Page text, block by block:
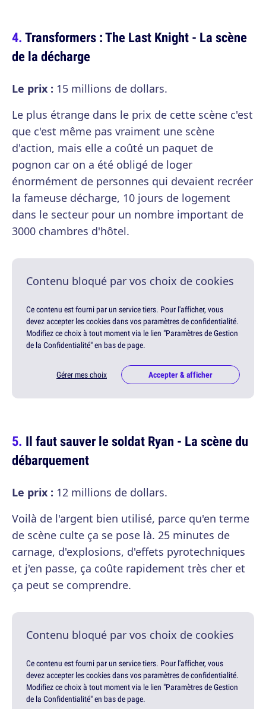
Transformers : The Last Knight - La scène
de la décharge
Le prix : 15 millions de dollars.
Le plus étrange dans le prix de cette scène c'est
que c'est même pas vraiment une scène
d'action, mais elle a coûté un paquet de
pognon car on a été obligé de loger
énormément de personnes qui devaient recréer
la fameuse décharge, 10 jours de logement
dans le secteur pour un nombre important de
3000 chambres d'hôtel.
Contenu bloqué par vos choix de cookies
Ce contenu est fourni par un service tiers. Pour l'afficher, vous
devez accepter les cookies dans vos paramètres de confidentialité.
Modifiez ce choix à tout moment via le lien "Paramètres de Gestion
de la Confidentialité" en bas de page.
Gérer mes choix Accepter & afficher
Il faut sauver le soldat Ryan - La scène du
débarquement
Le prix : 12 millions de dollars.
Voilà de l'argent bien utilisé, parce qu'en terme
de scène culte ça se pose là. 25 minutes de
carnage, d'explosions, d'effets pyrotechniques
et j'en passe, ça coûte rapidement très cher et
ça peut se comprendre.
Contenu bloqué par vos choix de cookies
Ce contenu est fourni par un service tiers. Pour l'afficher, vous
devez accepter les cookies dans vos paramètres de confidentialité.
Modifiez ce choix à tout moment via le lien "Paramètres de Gestion
de la Confidentialité" en bas de page.